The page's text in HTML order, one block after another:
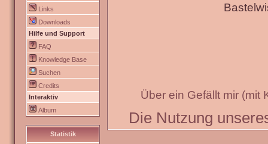
Links
Downloads
Hilfe und Support
FAQ
Knowledge Base
Suchen
Credits
Interaktiv
Album
Statistik
Über ein Gefällt mir (mit
Die Nutzung